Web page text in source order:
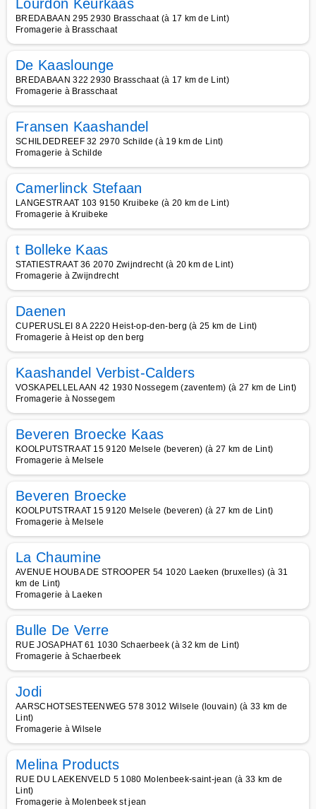
Lourdon Keurkaas
BREDABAAN 295 2930 Brasschaat (à 17 km de Lint)
Fromagerie à Brasschaat
De Kaaslounge
BREDABAAN 322 2930 Brasschaat (à 17 km de Lint)
Fromagerie à Brasschaat
Fransen Kaashandel
SCHILDEDREEF 32 2970 Schilde (à 19 km de Lint)
Fromagerie à Schilde
Camerlinck Stefaan
LANGESTRAAT 103 9150 Kruibeke (à 20 km de Lint)
Fromagerie à Kruibeke
t Bolleke Kaas
STATIESTRAAT 36 2070 Zwijndrecht (à 20 km de Lint)
Fromagerie à Zwijndrecht
Daenen
CUPERUSLEI 8 A 2220 Heist-op-den-berg (à 25 km de Lint)
Fromagerie à Heist op den berg
Kaashandel Verbist-Calders
VOSKAPELLELAAN 42 1930 Nossegem (zaventem) (à 27 km de Lint)
Fromagerie à Nossegem
Beveren Broecke Kaas
KOOLPUTSTRAAT 15 9120 Melsele (beveren) (à 27 km de Lint)
Fromagerie à Melsele
Beveren Broecke
KOOLPUTSTRAAT 15 9120 Melsele (beveren) (à 27 km de Lint)
Fromagerie à Melsele
La Chaumine
AVENUE HOUBA DE STROOPER 54 1020 Laeken (bruxelles) (à 31
km de Lint)
Fromagerie à Laeken
Bulle De Verre
RUE JOSAPHAT 61 1030 Schaerbeek (à 32 km de Lint)
Fromagerie à Schaerbeek
Jodi
AARSCHOTSESTEENWEG 578 3012 Wilsele (louvain) (à 33 km de
Lint)
Fromagerie à Wilsele
Melina Products
RUE DU LAEKENVELD 5 1080 Molenbeek-saint-jean (à 33 km de
Lint)
Fromagerie à Molenbeek st jean